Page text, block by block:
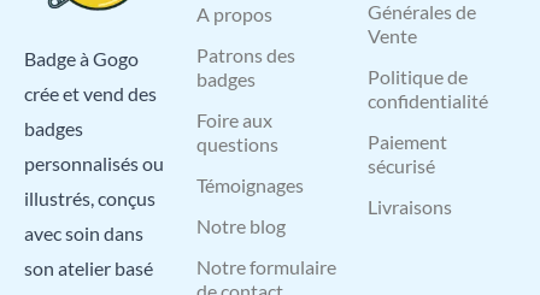
Badge à Gogo
crée et vend des
badges
personnalisés ou
illustrés, conçus
avec soin dans
son atelier basé
A propos
Patrons des
badges
Foire aux
questions
Témoignages
Notre blog
Notre formulaire
Générales de
Vente
Politique de
confidentialité
Paiement
sécurisé
Livraisons